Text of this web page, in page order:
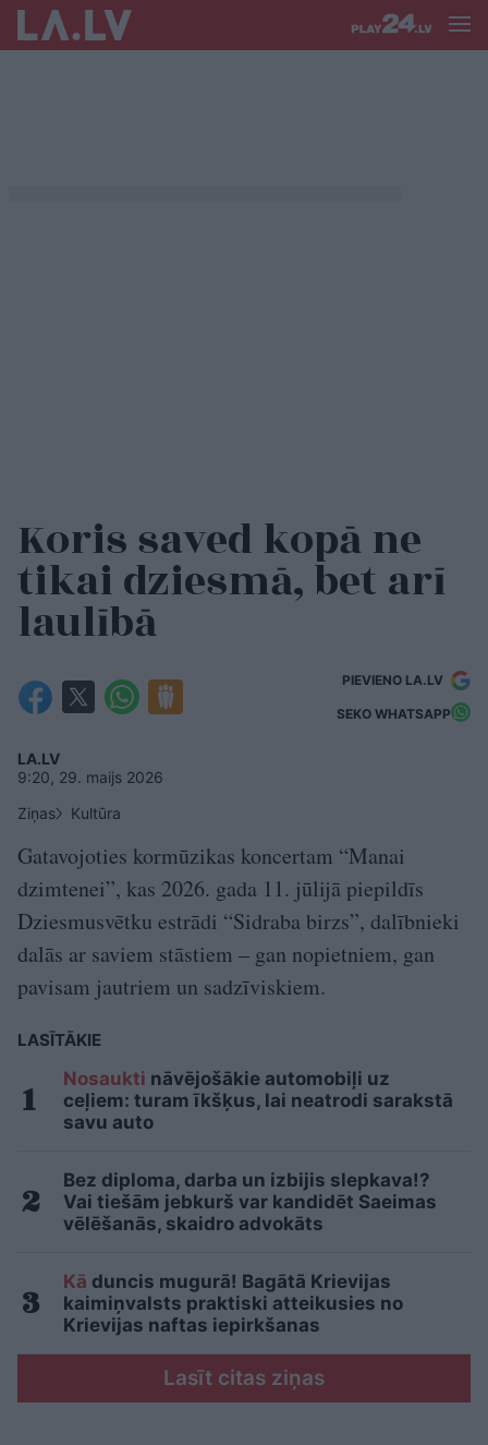
Koris saved kopā ne
tikai dziesmā, bet arī
laulībā
PIEVIENO LA.LV
SEKO WHATSAPP
LA.LV
9:20, 29. maijs 2026
Ziņas
Kultūra
Gatavojoties kormūzikas koncertam “Manai
dzimtenei”, kas 2026. gada 11. jūlijā piepildīs
Dziesmusvētku estrādi “Sidraba birzs”, dalībnieki
dalās ar saviem stāstiem – gan nopietniem, gan
pavisam jautriem un sadzīviskiem.
LASĪTĀKIE
Nosaukti nāvējošākie automobiļi uz
ceļiem: turam īkšķus, lai neatrodi sarakstā
savu auto
Bez diploma, darba un izbijis slepkava!?
Vai tiešām jebkurš var kandidēt Saeimas
vēlēšanās, skaidro advokāts
Kā duncis mugurā! Bagātā Krievijas
kaimiņvalsts praktiski atteikusies no
Krievijas naftas iepirkšanas
Lasīt citas ziņas